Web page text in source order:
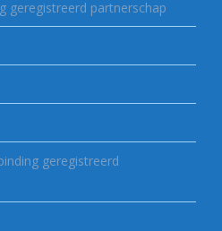
geregistreerd partnerschap
geregistreerd